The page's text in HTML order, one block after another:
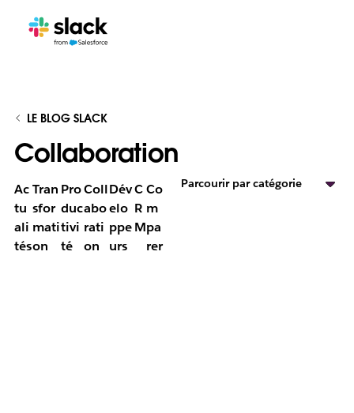
LE BLOG SLACK
Collaboration
Ac
tu
ali
tés
Tran
sfor
mati
on
Pro
duc
tivi
té
Coll
abo
rati
on
Dév
elo
ppe
urs
C
R
M
Co
m
pa
rer
Parcourir par catégorie